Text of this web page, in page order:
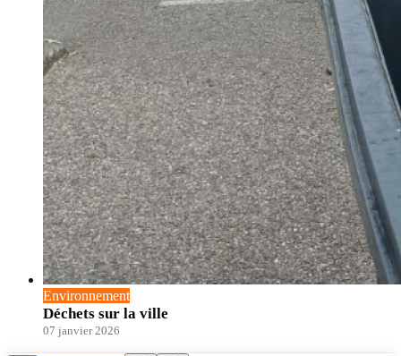
Environnement
Déchets sur la ville
07 janvier 2026